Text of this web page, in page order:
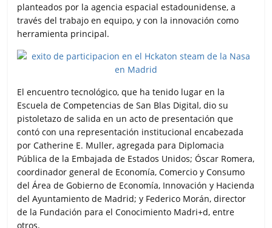
planteados por la agencia espacial estadounidense, a
través del trabajo en equipo, y con la innovación como
herramienta principal.
El encuentro tecnológico, que ha tenido lugar en la
Escuela de Competencias de San Blas Digital, dio su
pistoletazo de salida en un acto de presentación que
contó con una representación institucional encabezada
por Catherine E. Muller, agregada para Diplomacia
Pública de la Embajada de Estados Unidos; Óscar Romera,
coordinador general de Economía, Comercio y Consumo
del Área de Gobierno de Economía, Innovación y Hacienda
del Ayuntamiento de Madrid; y Federico Morán, director
de la Fundación para el Conocimiento Madri+d, entre
otros.